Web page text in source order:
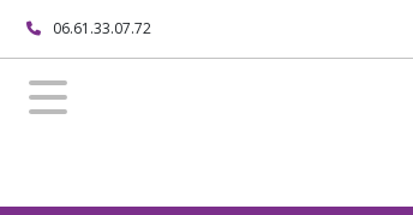
06.61.33.07.72